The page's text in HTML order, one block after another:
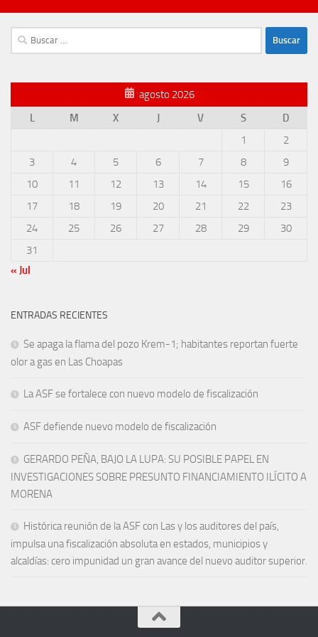
Buscar:
agosto 2026
L
M X J V S
D
1
2
3
4 5 6 7 8
9
10
11 12 13 14 15
16
17
18 19 20 21 22
23
24
25 26 27 28 29
30
31
« Jul
ENTRADAS RECIENTES
Se apaga la flama del pozo Krem-1; habitantes reportan fuerte
olor a gas en Las Choapas
La ASF se fortalece con nuevo modelo de fiscalización
ASF defiende nuevo modelo de fiscalización
GERARDO PEÑA, BAJO LA LUPA: SU POSIBLE PAPEL EN
INVESTIGACIONES SOBRE PRESUNTO FINANCIAMIENTO ILÍCITO A
MORENA
Histórica reunión de la ASF con Las y los auditores del país,
impulsa una fiscalización absoluta en estados, municipios y
alcaldías: cero impunidad un gran avance del nuevo auditor superior.